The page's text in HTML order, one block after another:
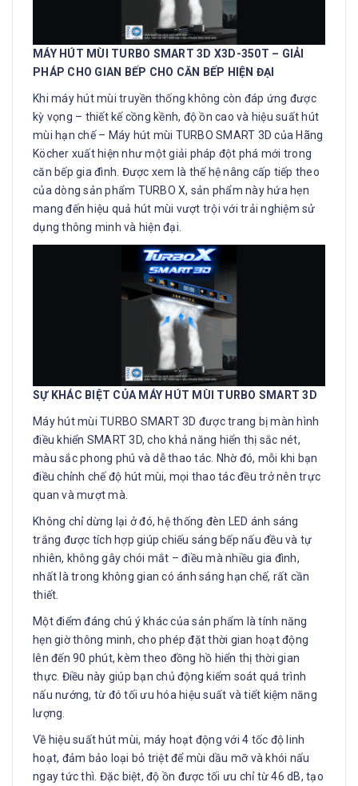
MÁY HÚT MÙI TURBO SMART 3D X3D-350T – GIẢI
PHÁP CHO GIAN BẾP CHO CĂN BẾP HIỆN ĐẠI
Khi máy hút mùi truyền thống không còn đáp ứng được
kỳ vọng – thiết kế cồng kềnh, độ ồn cao và hiệu suất hút
mùi hạn chế – Máy hút mùi TURBO SMART 3D của Hãng
Köcher xuất hiện như một giải pháp đột phá mới trong
căn bếp gia đình. Được xem là thế hệ nâng cấp tiếp theo
của dòng sản phẩm TURBO X, sản phẩm này hứa hẹn
mang đến hiệu quả hút mùi vượt trội với trải nghiệm sử
dụng thông minh và hiện đại.
SỰ KHÁC BIỆT CỦA MÁY HÚT MÙI TURBO SMART 3D
Máy hút mùi TURBO SMART 3D được trang bị màn hình
điều khiển SMART 3D, cho khả năng hiển thị sắc nét,
màu sắc phong phú và dễ thao tác. Nhờ đó, mỗi khi bạn
điều chỉnh chế độ hút mùi, mọi thao tác đều trở nên trực
quan và mượt mà.
Không chỉ dừng lại ở đó, hệ thống đèn LED ánh sáng
trắng được tích hợp giúp chiếu sáng bếp nấu đều và tự
nhiên, không gây chói mắt – điều mà nhiều gia đình,
nhất là trong không gian có ánh sáng hạn chế, rất cần
thiết.
Một điểm đáng chú ý khác của sản phẩm là tính năng
hẹn giờ thông minh, cho phép đặt thời gian hoạt động
lên đến 90 phút, kèm theo đồng hồ hiển thị thời gian
thực. Điều này giúp bạn chủ động kiểm soát quá trình
nấu nướng, từ đó tối ưu hóa hiệu suất và tiết kiệm năng
lượng.
Về hiệu suất hút mùi, máy hoạt động với 4 tốc độ linh
hoạt, đảm bảo loại bỏ triệt để mùi dầu mỡ và khói nấu
ngay tức thì. Đặc biệt, độ ồn được tối ưu chỉ từ 46 dB, tạo